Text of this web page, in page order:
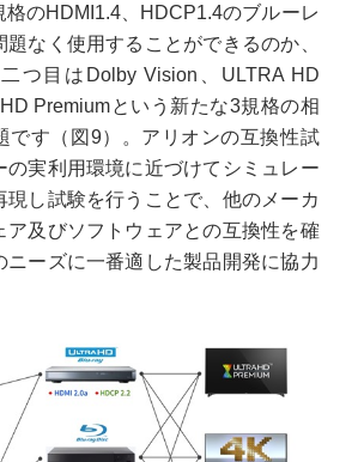
格のHDMI1.4、HDCP1.4のブルーレ
なく使用することができるのか、
つ目はDolby Vision、ULTRA HD
Premiumという新たな3規格の相
です（図9）。アリオンの互換性試
の実利用環境に近づけてシミュレー
現し試験を行うことで、他のメーカ
ア及びソフトウェアとの互換性を確
ニーズに一番適した製品開発に協力